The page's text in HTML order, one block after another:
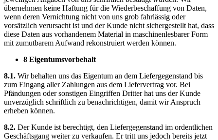
übernehmen keine Haftung für die Wiederbeschaffung von Daten,
wenn deren Vernichtung nicht von uns grob fahrlässig oder
vorsätzlich verursacht ist und der Kunde nicht sichergestellt hat, dass
diese Daten aus vorhandenem Material in maschinenlesbarer Form
mit zumutbarem Aufwand rekonstruiert werden können.
8 Eigentumsvorbehalt
8.1. Wir behalten uns das Eigentum an dem Liefergegenstand bis
zum Eingang aller Zahlungen aus dem Liefervertrag vor. Bei
Pfändungen oder sonstigen Eingriffen Dritter hat uns der Kunde
unverzüglich schriftlich zu benachrichtigen, damit wir Anspruch
erheben können.
8.2. Der Kunde ist berechtigt, den Liefergegenstand im ordentlichen
Geschäftsgang weiter zu verkaufen. Er tritt uns jedoch bereits jetzt